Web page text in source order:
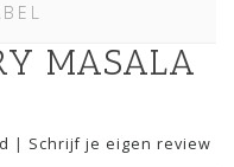
MASALA
| Schrijf je eigen review